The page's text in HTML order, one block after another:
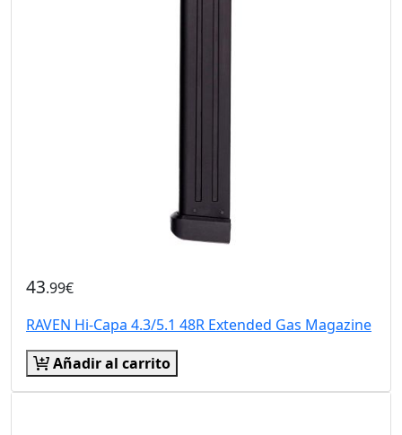
43.99€
RAVEN Hi-Capa 4.3/5.1 48R Extended Gas Magazine
Añadir al carrito